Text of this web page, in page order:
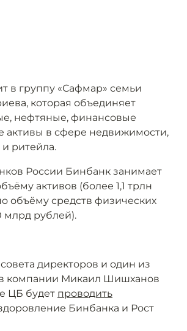
в группу «Сафмар» семьи
которая объединяет
нефтяные, финансовые
активы в сфере недвижимости,
ритейла.
России Бинбанк занимает
активов (более 1,1 трлн
объёму средств физических
млрд рублей).
директоров и один из
компании Микаил Шишханов
ЦБ будет проводить
Бинбанка и Рост